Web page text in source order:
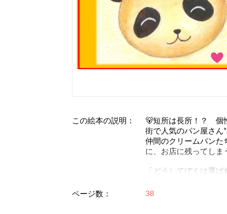
この絵本の説明：
🐻短所は長所！？ 個
街で人気のパン屋さん
仲間のクリームパンた
に、お店に残ってしま
「どうしてぼくは選ば
ページ数： 38